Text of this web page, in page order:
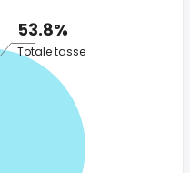
53.8%
Totale tasse